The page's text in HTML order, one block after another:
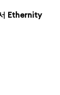
Ethernity